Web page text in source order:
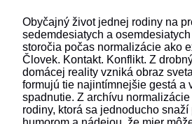
Obyčajný život jednej rodiny na
sedemdesiatych a
storočia počas normalizácie ako
Človek. Kontakt. Konflikt. Z
domácej reality vzniká obraz
formujú tie najintímnejšie gestá a
spadnutie. Z archívu
rodiny, ktorá sa jednoducho